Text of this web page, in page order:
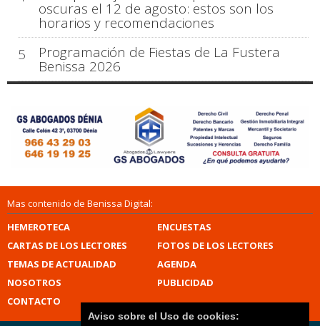
oscuras el 12 de agosto: estos son los
horarios y recomendaciones
5
Programación de Fiestas de La Fustera
Benissa 2026
Mas contenido de Benissa Digital:
HEMEROTECA
ENCUESTAS
CARTAS DE LOS LECTORES
FOTOS DE LOS LECTORES
TEMAS DE ACTUALIDAD
AGENDA
NOSOTROS
PUBLICIDAD
CONTACTO
Aviso sobre el Uso de cookies: